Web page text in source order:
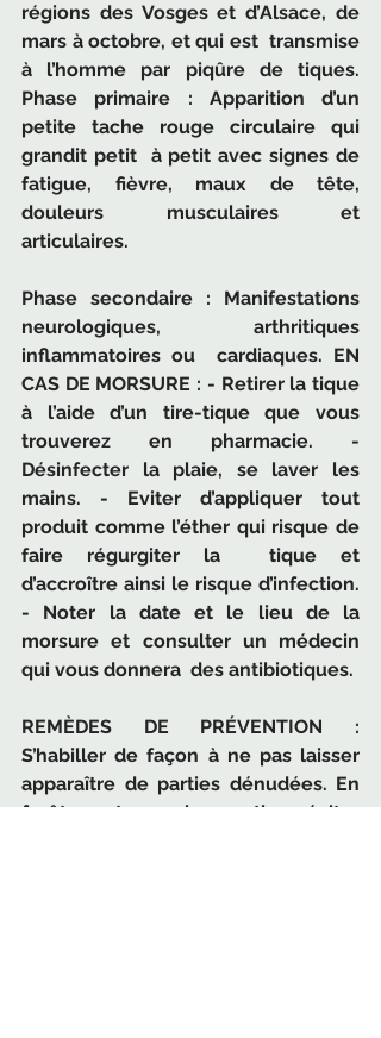
régions des Vosges et d’Alsace, de
mars à octobre, et qui est  transmise
à l’homme par piqûre de tiques.
Phase primaire : Apparition d’un
petite tache rouge circulaire qui
grandit petit  à petit avec signes de
fatigue, fièvre, maux de tête,
douleurs musculaires et
articulaires.
Phase secondaire : Manifestations
neurologiques, arthritiques
inflammatoires ou  cardiaques. EN
CAS DE MORSURE : - Retirer la tique
à l’aide d’un tire-tique que vous
trouverez en pharmacie. -
Désinfecter la plaie, se laver les
mains. - Eviter d’appliquer tout
produit comme l’éther qui risque de
faire régurgiter la  tique et
d’accroître ainsi le risque d’infection.
- Noter la date et le lieu de la
morsure et consulter un médecin
qui vous donnera  des antibiotiques.
REMÈDES DE PRÉVENTION :
S’habiller de façon à ne pas laisser
apparaître de parties dénudées. En
forêt,  rester sur les sentiers, éviter